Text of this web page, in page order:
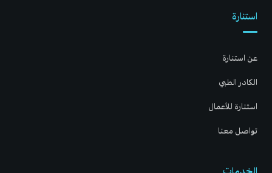
استنارة
عن استنارة
الكادر الطبي
استنارة للأعمال
تواصل معنا